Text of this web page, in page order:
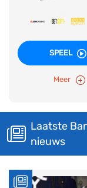
Meer
SPEEL
Laatste
nieuws